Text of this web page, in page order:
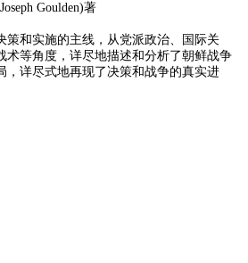
Goulden)著
策和实施的主线，从党派政治、国际关
术等角度，详尽地描述和分析了朝鲜战争
，详尽式地再现了决策和战争的真实进